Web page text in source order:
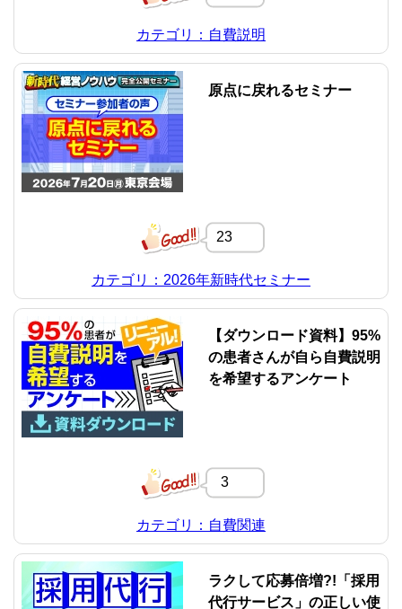
カテゴリ：自費説明
原点に戻れるセミナー
23
カテゴリ：2026年新時代セミナー
【ダウンロード資料】95%
の患者さんが自ら自費説明
を希望するアンケート
3
カテゴリ：自費関連
ラクして応募倍増?!「採用
代行サービス」の正しい使